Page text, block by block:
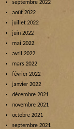
septembre 2022
août 2022
juillet 2022
juin 2022
mai 2022
avril 2022
mars 2022
février 2022
janvier 2022
décembre 2021
novembre 2021
octobre 2021
septembre 2021